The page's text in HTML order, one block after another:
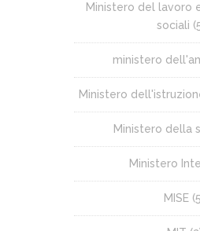
Ministero del lavoro
sociali
ministero
Ministero
Ministero della
Ministero
MISE